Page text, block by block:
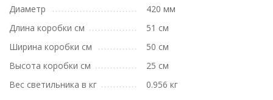
Диаметр
420 мм
Длина коробки см
51 см
Ширина коробки см
50 см
Высота коробки см
25 см
Вес светильника в кг
0.956 кг